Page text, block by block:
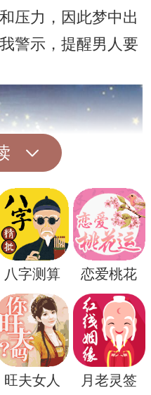
压力，因此梦中出
警示，提醒男人要
视为财富和好运的
可能象征着财富和
极的预兆。
男人来说可能是一
八字测算 恋爱桃花
旺夫女人 月老灵签